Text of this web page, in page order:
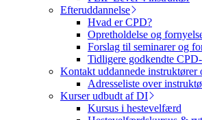
Efteruddannelse
Hvad er CPD?
Opretholdelse og
Forslag til seminarer og
Tidligere godkendte
Kontakt uddannede instruktører
Adresseliste over
Kurser udbudt af DI
Kursus i hestevelfærd